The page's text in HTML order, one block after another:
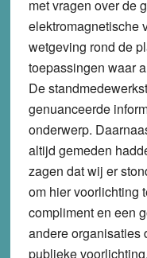
met vragen over de
elektromagnetische
wetgeving rond de
toepassingen waar
De
genuanceerde
onderwerp.
altijd gemeden
zagen dat wij er
om hier voorlichting
compliment en een
andere organisaties
publieke voorlichting.